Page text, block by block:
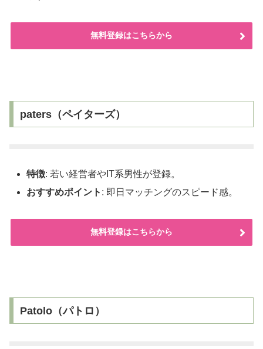
無料登録はこちらから
paters（ペイターズ）
特徴: 若い経営者やIT系男性が登録。
おすすめポイント : 即日マッチングのスピード感。
無料登録はこちらから
Patolo（パトロ）